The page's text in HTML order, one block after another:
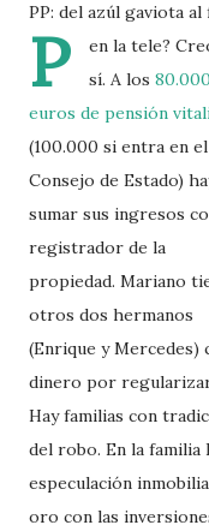
PP: del azúl gaviota
P
en la tele?
sí. A los 80.000
euros de pensión
(100.000 si entra en el
Consejo de Estado)
sumar sus ingresos
registrador de la
propiedad. Mariano
otros dos hermanos
(Enrique y Mercedes)
dinero por
Hay familias con
del robo. En la
especulación
oro con las